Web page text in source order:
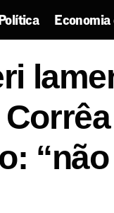
Economia
Categoria
“não